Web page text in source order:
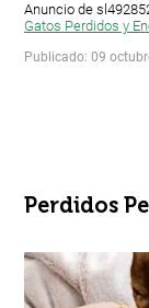
Anuncio de
Gatos Perdidos y
Publicado: 09
Perdidos